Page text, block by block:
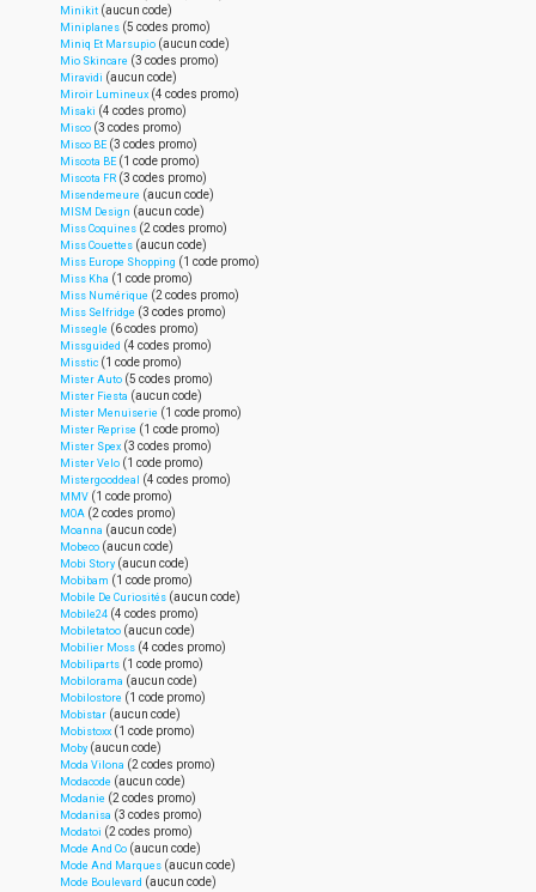
Minikit (aucun code)
Miniplanes (5 codes promo)
Miniq Et Marsupio (aucun code)
Mio Skincare (3 codes promo)
Miravidi (aucun code)
Miroir Lumineux (4 codes promo)
Misaki (4 codes promo)
Misco (3 codes promo)
Misco BE (3 codes promo)
Miscota BE (1 code promo)
Miscota FR (3 codes promo)
Misendemeure (aucun code)
MISM Design (aucun code)
Miss Coquines (2 codes promo)
Miss Couettes (aucun code)
Miss Europe Shopping (1 code promo)
Miss Kha (1 code promo)
Miss Numérique (2 codes promo)
Miss Selfridge (3 codes promo)
Missegle (6 codes promo)
Missguided (4 codes promo)
Misstic (1 code promo)
Mister Auto (5 codes promo)
Mister Fiesta (aucun code)
Mister Menuiserie (1 code promo)
Mister Reprise (1 code promo)
Mister Spex (3 codes promo)
Mister Velo (1 code promo)
Mistergooddeal (4 codes promo)
MMV (1 code promo)
MOA (2 codes promo)
Moanna (aucun code)
Mobeco (aucun code)
Mobi Story (aucun code)
Mobibam (1 code promo)
Mobile De Curiosités (aucun code)
Mobile24 (4 codes promo)
Mobiletatoo (aucun code)
Mobilier Moss (4 codes promo)
Mobiliparts (1 code promo)
Mobilorama (aucun code)
Mobilostore (1 code promo)
Mobistar (aucun code)
Mobistoxx (1 code promo)
Moby (aucun code)
Moda Vilona (2 codes promo)
Modacode (aucun code)
Modanie (2 codes promo)
Modanisa (3 codes promo)
Modatoi (2 codes promo)
Mode And Co (aucun code)
Mode And Marques (aucun code)
Mode Boulevard (aucun code)